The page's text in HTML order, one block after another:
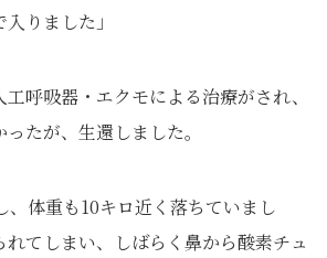
りました」
呼吸器・エクモによる治療がされ、
たが、生還しました。
、体重も10キロ近く落ちていまし
てしまい、しばらく鼻から酸素チュ